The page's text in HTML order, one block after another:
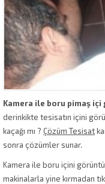
Kamera ile boru pimaş içi
derinkikte tesisatın içini
kaçağı mı ? Çözüm Tesisat
sonra çözümler sunar.
Kamera ile boru içini
makinalarla yine kırmadan